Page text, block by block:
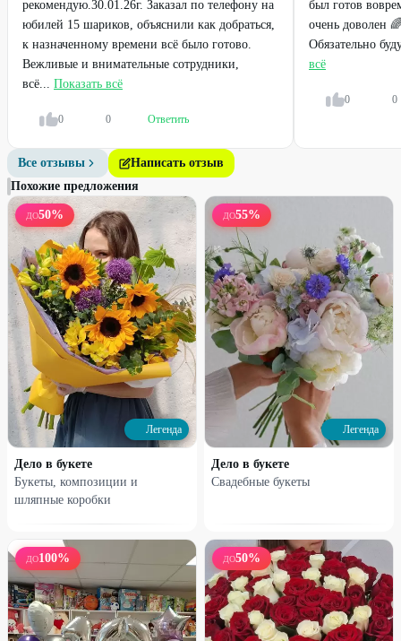
220₽440₽
Легенда
обработкой
от120
50%
Легенда
Композиции из шаров на
выписку из роддома
6270₽12600₽
50%
Легенда
Букеты из шаров
50% 50%
рекомендую.30.01.26г. Заказал по телефону на
юбилей 15 шариков, объяснили как добраться,
к назначенному времени всё было готово.
Вежливые и внимательные сотрудники,
всё... Показать всё
0 0 Ответить
был готов
очень доволен
Обязательно
всё
0 0
Все отзывы
Написать отзыв
Похожие предложения
ДО50%
Легенда
Дело в букете
Букеты, композиции и
шляпные коробки
ДО55%
Легенда
Дело в букете
Свадебные букеты
ДО100% ДО50%